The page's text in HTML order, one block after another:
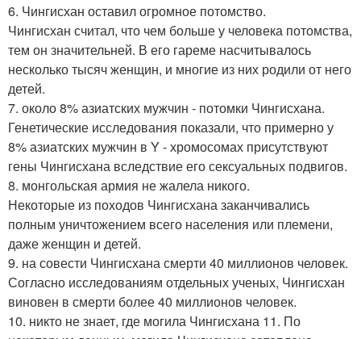
6. Чингисхан оставил огромное потомство.
Чингисхан считал, что чем больше у человека потомства,
тем он значительней. В его гареме насчитывалось
несколько тысяч женщин, и многие из них родили от него
детей.
7. около 8% азиатских мужчин - потомки Чингисхана.
Генетические исследования показали, что примерно у
8% азиатских мужчин в Y - хромосомах присутствуют
гены Чингисхана вследствие его сексуальных подвигов.
8. монгольская армия не жалела никого.
Некоторые из походов Чингисхана заканчивались
полным уничтожением всего населения или племени,
даже женщин и детей.
9. на совести Чингисхана смерти 40 миллионов человек.
Согласно исследованиям отдельных ученых, Чингисхан
виновен в смерти более 40 миллионов человек.
10. никто не знает, где могила Чингисхана 11. По